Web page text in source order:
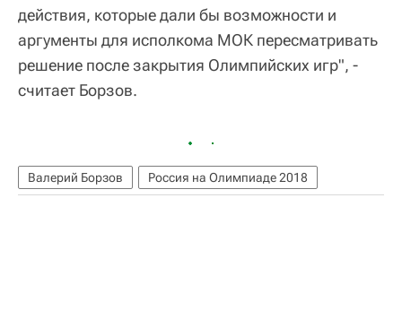
действия, которые дали бы возможности и
аргументы для исполкома МОК пересматривать
решение после закрытия Олимпийских игр", -
считает Борзов.
Валерий Борзов Россия на Олимпиаде 2018